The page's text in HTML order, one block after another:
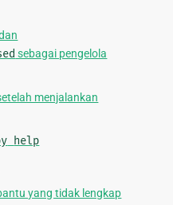
sebagai pengelola
menjalankan
help
yang tidak lengkap